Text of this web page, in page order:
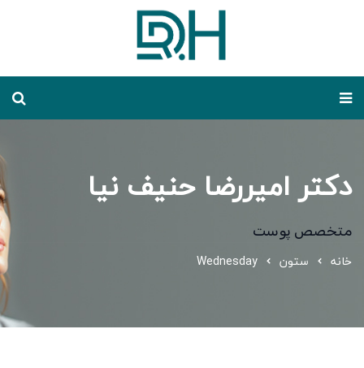
دکتر امیررضا حنیف نیا
متخصص پوست
خانه ستون Wednesday